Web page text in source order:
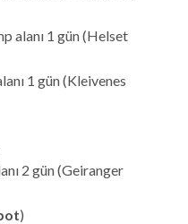
alanı 1 gün (Helset
1 gün (Kleivenes
2 gün (Geiranger
)